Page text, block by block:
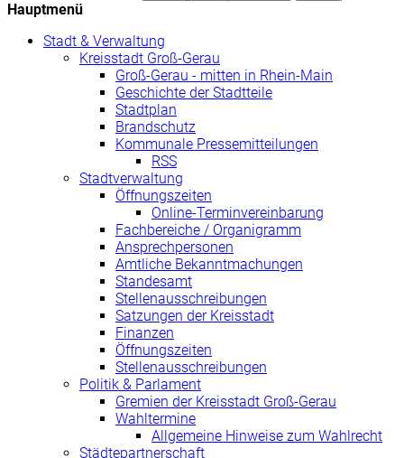
Hauptmenü
Stadt & Verwaltung
Kreisstadt Groß-Gerau
Groß-Gerau - mitten in Rhein-Main
Geschichte der Stadtteile
Stadtplan
Brandschutz
Kommunale Pressemitteilungen
RSS
Stadtverwaltung
Öffnungszeiten
Online-Terminvereinbarung
Fachbereiche / Organigramm
Ansprechpersonen
Amtliche Bekanntmachungen
Standesamt
Stellenausschreibungen
Satzungen der Kreisstadt
Finanzen
Öffnungszeiten
Stellenausschreibungen
Politik & Parlament
Gremien der Kreisstadt Groß-Gerau
Wahltermine
Allgemeine Hinweise zum Wahlrecht
Städtepartnerschaft